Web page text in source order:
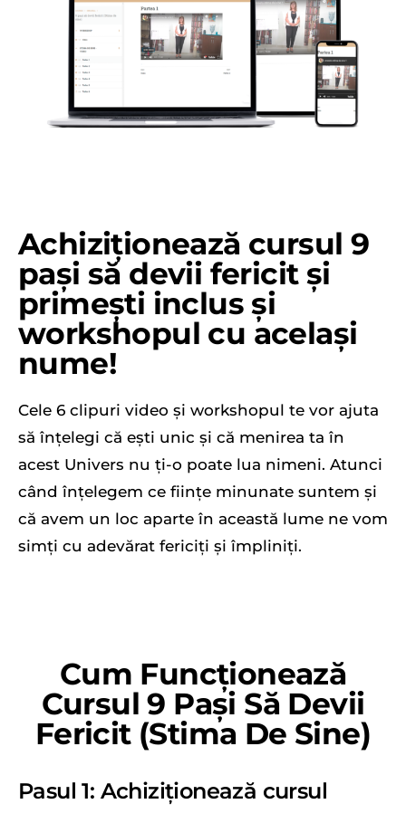
Achiziționează cursul 9
pași să devii fericit și
primești inclus și
workshopul cu același
nume!
Cele 6 clipuri video și workshopul te vor ajuta
să înțelegi că ești unic și că menirea ta în
acest Univers nu ți-o poate lua nimeni. Atunci
când înțelegem ce ființe minunate suntem și
că avem un loc aparte în această lume ne vom
simți cu adevărat fericiți și împliniți.
Cum Funcționează
Cursul 9 Pași Să Devii
Fericit (Stima De Sine)
Pasul 1: Achiziționează cursul